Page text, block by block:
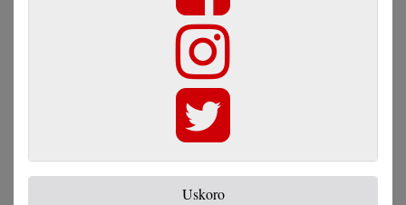
Uskoro